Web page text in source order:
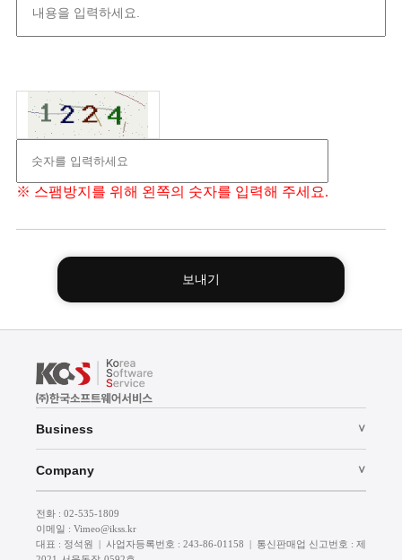
※ 스팸방지를 위해 왼쪽의 숫자를 입력해 주세요.
보내기
Business ∨
Microsoft 공인교육센터
IT SOLUTION
Company ∨
COMPANY
NEWS
전화 : 02-535-1809
이메일 : Vimeo@ikss.kr
대표 : 정석원 | 사업자등록번호 : 243-86-01158 | 통신판매업 신고번호 : 제